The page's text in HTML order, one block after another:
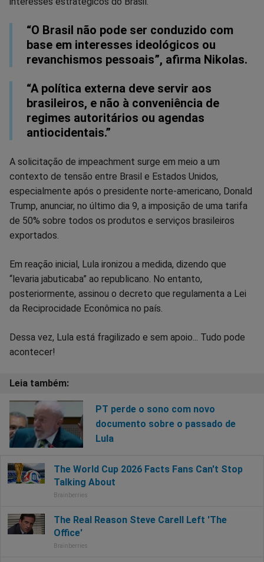
“O Brasil não pode ser conduzido com
base em interesses ideológicos ou
revanchismos pessoais”, afirma Nikolas.
“A política externa deve servir aos
brasileiros, e não à conveniência de
regimes autoritários ou agendas
antiocidentais.”
A solicitação de impeachment surge em meio a um
contexto de tensão entre Brasil e Estados Unidos,
especialmente após o presidente norte-americano, Donald
Trump, anunciar, no último dia 9, a imposição de uma tarifa
de 50% sobre todos os produtos e serviços brasileiros
exportados.
Em reação inicial, Lula ironizou a medida, dizendo que
“levaria jabuticaba” ao republicano. No entanto,
posteriormente, assinou o decreto que regulamenta a Lei
da Reciprocidade Econômica no país.
Dessa vez, Lula está fragilizado e sem apoio... Tudo pode
acontecer!
PT perde o sono com novo
documento sobre o passado de
Lula